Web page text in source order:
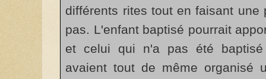
différents rites tout en faisant
pas. L'enfant baptisé pourrait
et celui qui n'a pas été
avaient tout de même organisé